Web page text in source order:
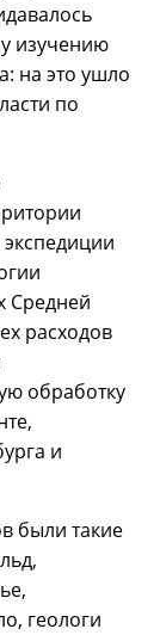
изучению
на это ушло
по
Средней
расходов
обработку
и
были такие
геологи